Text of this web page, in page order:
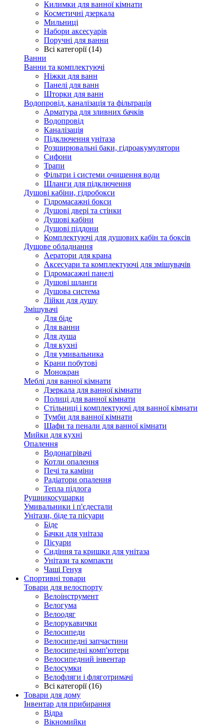
Килимки для ванної кімнати
Косметичні дзеркала
Мильниці
Набори аксесуарів
Поручні для ванни
Всі категорії (14)
Ванни
Ванни та комплектуючі
Ніжки для ванн
Панелі для ванн
Шторки для ванн
Водопровід, каналізація та фільтрація
Арматура для зливних бачків
Водопровід
Каналізація
Підключення унітаза
Розширювальні баки, гідроакумулятори
Сифони
Трапи
Фільтри і системи очищення води
Шланги для підключення
Душові кабіни, гідробокси
Гідромасажні бокси
Душові двері та стінки
Душові кабіни
Душові піддони
Комплектуючі для душових кабін та боксів
Душове обладнання
Аератори для крана
Аксесуари та комплектуючі для змішувачів
Гідромасажні панелі
Душові шланги
Душова система
Лійки для душу
Змішувачі
Для біде
Для ванни
Для душа
Для кухні
Для умивальника
Крани побутові
Монокран
Меблі для ванної кімнати
Дзеркала для ванної кімнати
Полиці для ванної кімнати
Стільниці і комплектуючі для ванної кімнати
Тумби для ванної кімнати
Шафи та пенали для ванної кімнати
Мийки для кухні
Опалення
Водонагрівачі
Котли опалення
Печі та каміни
Радіатори опалення
Тепла підлога
Рушникосушарки
Умивальники і п'єдестали
Унітази, біде та пісуари
Біде
Бачки для унітаза
Пісуари
Сидіння та кришки для унітаза
Унітази та компакти
Чаші Генуя
Спортивні товари
Товари для велоспорту
Велоінструмент
Велогума
Велоодяг
Велорукавички
Велосипеди
Велосипедні запчастини
Велосипедні комп'ютери
Велосипедний інвентар
Велосумки
Велофляги і фляготримачі
Всі категорії (16)
Товари для дому
Інвентар для прибирання
Відра
Вікномийки